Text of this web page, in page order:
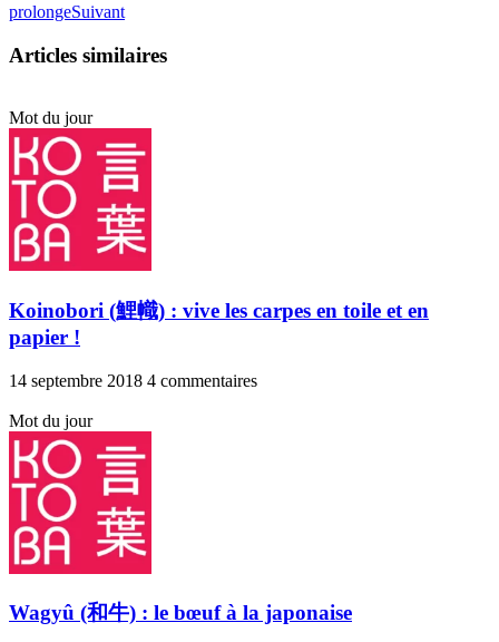
prolongeSuivant
Articles similaires
Mot du jour
Koinobori (鯉幟) : vive les carpes en toile et en
papier !
14 septembre 2018 4 commentaires
Mot du jour
Wagyû (和牛) : le bœuf à la japonaise